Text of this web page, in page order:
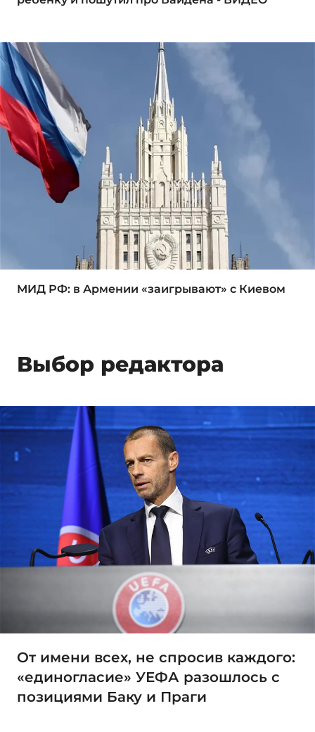
МИД РФ: в Армении «заигрывают» с Киевом
Выбор редактора
От имени всех, не спросив каждого:
«единогласие» УЕФА разошлось с
позициями Баку и Праги